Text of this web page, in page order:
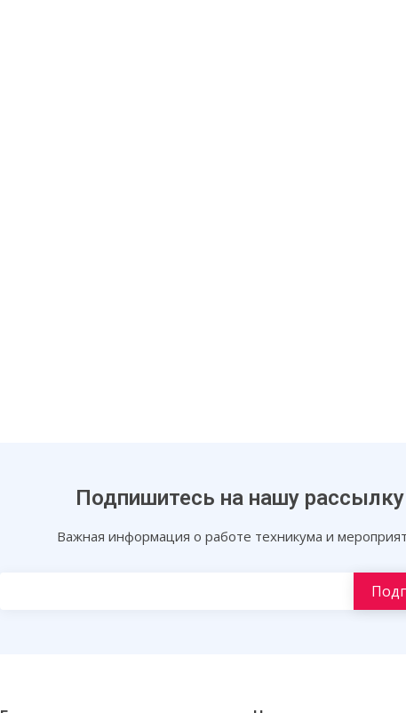
Подпишитесь на нашу рассылку
Важная информация о работе техникума и